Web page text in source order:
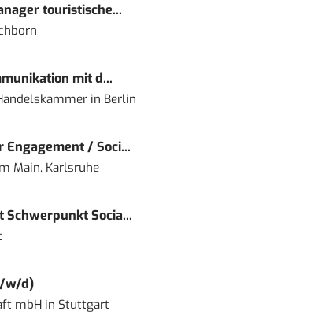
touristische...
mit d...
in Berlin
/ Soci...
Main, Karlsruhe
Socia...
w/d)
mbHin Stuttgart